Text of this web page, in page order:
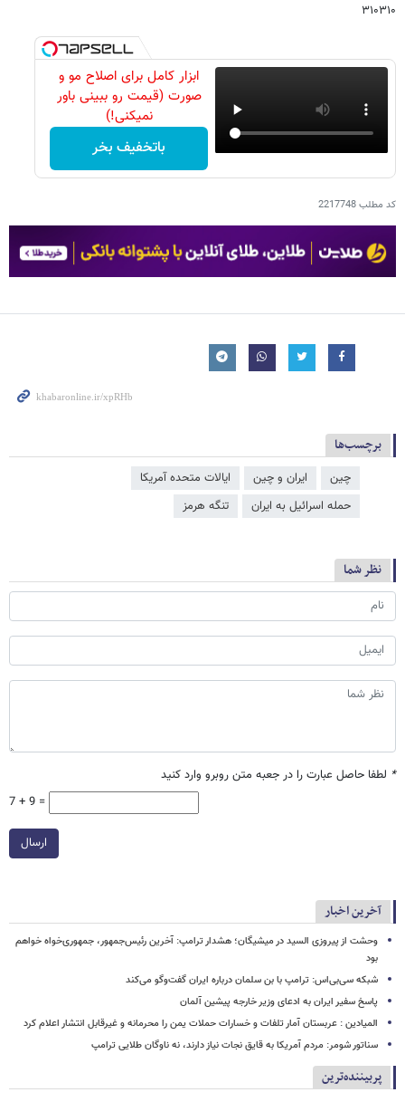
۳۱۰۳۱۰
ابزار کامل برای اصلاح مو و
صورت (قیمت رو ببینی باور
نمیکنی!)
باتخفیف بخر
کد مطلب2217748
برچسب‌ها
چین ایران و چین
ایالات متحده آمریکا
حمله اسرائیل به ایران
تنگه هرمز
نظر شما
* لطفا حاصل عبارت را در جعبه متن روبرو وارد کنید
7 + 9 =
ارسال
آخرین اخبار
وحشت از پیروزی السید در میشیگان؛ هشدار ترامپ: آخرین رئیس‌جمهور، جمهوری‌خواه خواهم
بود
شبکه سی‌بی‌اس: ترامپ با بن سلمان درباره ایران گفت‌وگو می‌کند
پاسخ سفیر ایران به ادعای وزیر خارجه پیشین آلمان
المیادین : عربستان آمار تلفات و خسارات حملات یمن را محرمانه و غیرقابل انتشار اعلام کرد
سناتور شومر: مردم آمریکا به قایق نجات نیاز دارند، نه ناوگان طلایی ترامپ
پربیننده‌ترین